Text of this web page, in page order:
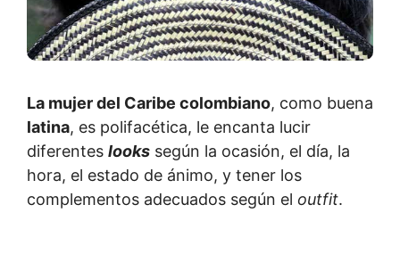
La mujer del Caribe colombiano, como buena
latina, es polifacética, le encanta lucir
diferentes looks según la ocasión, el día, la
hora, el estado de ánimo, y tener los
complementos adecuados según el outfit.